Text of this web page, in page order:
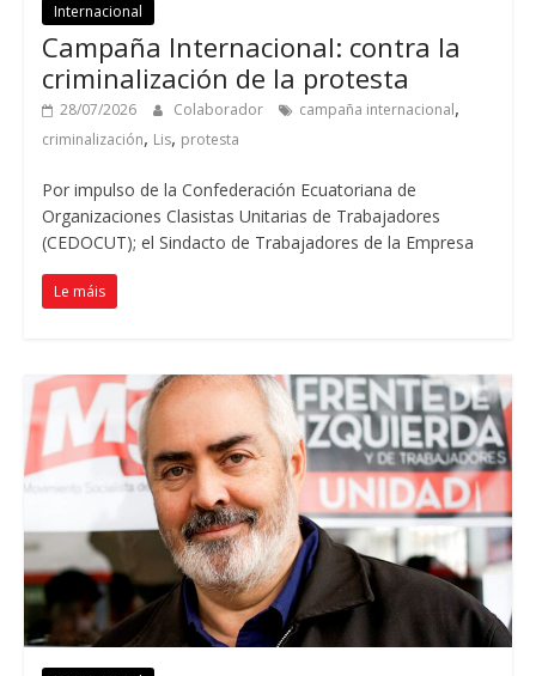
Internacional
Campaña Internacional: contra la
criminalización de la protesta
28/07/2026 Colaborador campaña internacional,
criminalización, Lis, protesta
Por impulso de la Confederación Ecuatoriana de
Organizaciones Clasistas Unitarias de Trabajadores
(CEDOCUT); el Sindacto de Trabajadores de la Empresa
Le máis